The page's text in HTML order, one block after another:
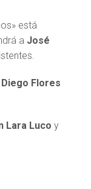
está
a José
Diego Flores
Lara Luco y